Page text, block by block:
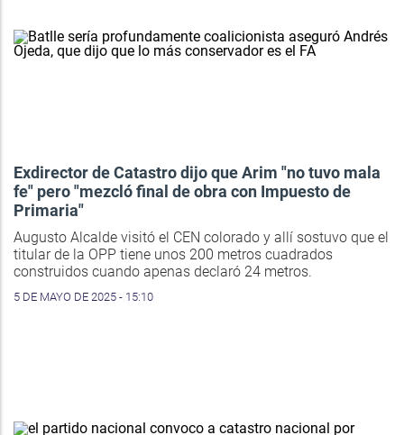
Exdirector de Catastro dijo que Arim "no tuvo mala
fe" pero "mezcló final de obra con Impuesto de
Primaria"
Augusto Alcalde visitó el CEN colorado y allí sostuvo que el
titular de la OPP tiene unos 200 metros cuadrados
construidos cuando apenas declaró 24 metros.
5 DE MAYO DE 2025 - 15:10